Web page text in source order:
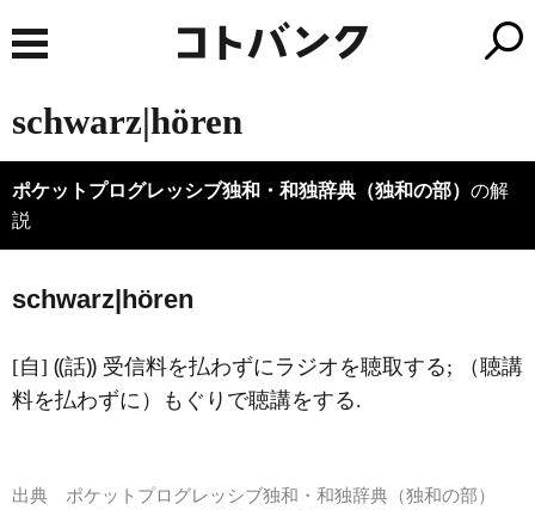
schwarz|hören
ポケットプログレッシブ独和・和独辞典（独和の部） の解
説
schwarz|hören
[自] ⸨話⸩ 受信料を払わずにラジオを聴取する; （聴講
料を払わずに）もぐりで聴講をする.
出典 ポケットプログレッシブ独和・和独辞典（独和の部）